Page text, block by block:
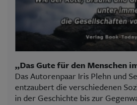
„Das Gute für den Menschen
Das Autorenpaar Iris Plehn und
entzaubert die verschiedenen
in der Geschichte bis zur